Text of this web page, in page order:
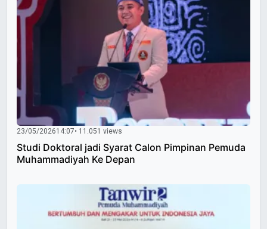
23/05/202614:07• 11.051 views
Studi Doktoral jadi Syarat Calon Pimpinan Pemuda
Muhammadiyah Ke Depan